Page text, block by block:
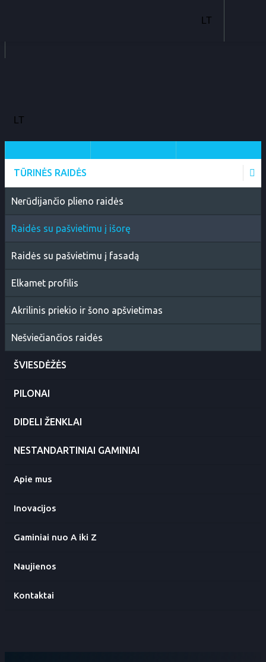
TŪRINĖS RAIDĖS
Nerūdijančio plieno raidės
Raidės su pašvietimu į išorę
Raidės su pašvietimu į fasadą
Elkamet profilis
Akrilinis priekio ir šono apšvietimas
Nešviečiančios raidės
ŠVIESDĖŽĖS
PILONAI
DIDELI ŽENKLAI
NESTANDARTINIAI GAMINIAI
Apie mus
Inovacijos
Gaminiai nuo A iki Z
Naujienos
Kontaktai